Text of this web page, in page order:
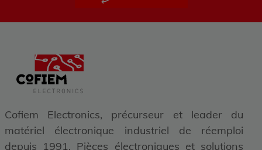
Cofiem Electronics, précurseur et leader du
matériel électronique industriel de réemploi
depuis 1991. Pièces électroniques et solutions